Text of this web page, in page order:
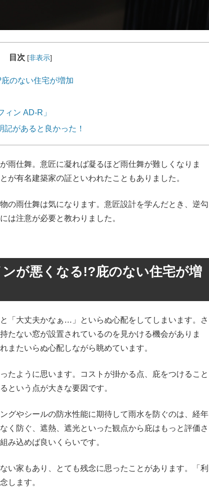
目次 [非表示]
のない住宅が増加
ィン AD-R」
があると良かった！
雨仕舞。意匠に凝れば凝るほど雨仕舞が難しくなりま
が有名建築家の証といわれたこともありました。
の雨仕舞は気になります。意匠設計を学んだとき、逆勾
は注意が必要と教わりました。
が悪くなる!?庇のない住宅が増
「大丈夫かなぁ…」といらぬ心配をしてしまいます。さ
たない窓が設置されているのを見かける機会がありま
たいらぬ心配しながら眺めています。
たように思います。コストが掛かる点、庇をつけること
という点が大きな要因です。
グやシールの防水性能に期待して雨水を防ぐのは、経年
く防ぐ、遮熱、遮光といった観点から庇はもっと評価さ
み込めば良いくらいです。
い家もあり、とても残念に思ったことがあります。「利
します。